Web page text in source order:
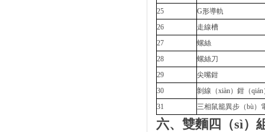
25
G形導軌
26
走線槽
27
螺絲
28
螺絲刀
29
尖嘴鉗
30
剝線（xiàn）鉗（qián
31
三相鼠籠異步（bù）
六、雙麵四（sì）